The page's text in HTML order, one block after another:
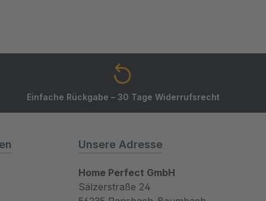
Einfache Rückgabe – 30 Tage Widerrufsrecht
Unsere Adresse
Home Perfect GmbH
Sälzerstraße 24